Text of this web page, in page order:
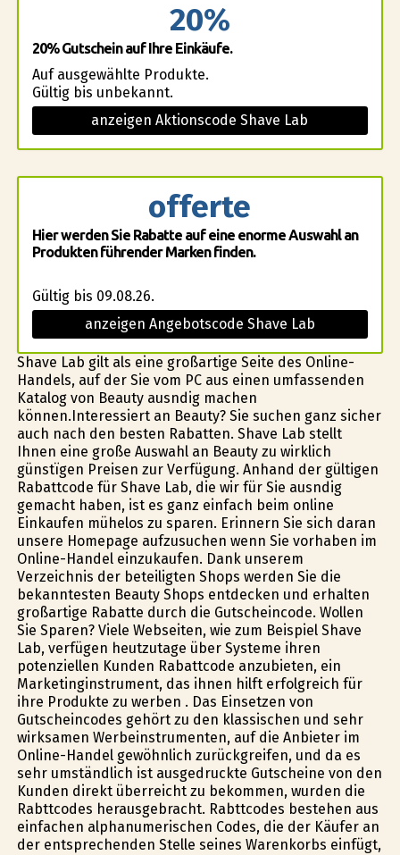
20%
20% Gutschein auf Ihre Einkäufe.
Auf ausgewählte Produkte.
Gültig bis unbekannt.
anzeigen Aktionscode Shave Lab
offerte
Hier werden Sie Rabatte auf eine enorme Auswahl an
Produkten führender Marken finden.
Gültig bis 09.08.26.
anzeigen Angebotscode Shave Lab
Shave Lab gilt als eine großartige Seite des Online-
Handels, auf der Sie vom PC aus einen umfassenden
Katalog von Beauty ausfindig machen
können.Interessiert an Beauty? Sie suchen ganz sicher
auch nach den besten Rabatten. Shave Lab stellt
Ihnen eine große Auswahl an Beauty zu wirklich
günstïgen Preisen zur Verfügung. Anhand der gültigen
Rabattcode für Shave Lab, die wir für Sie ausfindig
gemacht haben, ist es ganz einfach beim online
Einkaufen mühelos zu sparen. Erinnern Sie sich daran
unsere Homepage aufzusuchen wenn Sie vorhaben im
Online-Handel einzukaufen. Dank unserem
Verzeichnis der beteiligten Shops werden Sie die
bekanntesten Beauty Shops entdecken und erhalten
großartige Rabatte durch die Gutscheincode. Wollen
Sie Sparen? Viele Webseiten, wie zum Beispiel Shave
Lab, verfügen heutzutage über Systeme ihren
potenziellen Kunden Rabattcode anzubieten, ein
Marketinginstrument, das ihnen hilft erfolgreich für
ihre Produkte zu werben . Das Einsetzen von
Gutscheincodes gehört zu den klassischen und sehr
wirksamen Werbeinstrumenten, auf die Anbieter im
Online-Handel gewöhnlich zurückgreifen, und da es
sehr umständlich ist ausgedruckte Gutscheine von den
Kunden direkt überreicht zu bekommen, wurden die
Rabttcodes herausgebracht. Rabttcodes bestehen aus
einfachen alphanumerischen Codes, die der Käufer an
der entsprechenden Stelle seines Warenkorbs einfügt,